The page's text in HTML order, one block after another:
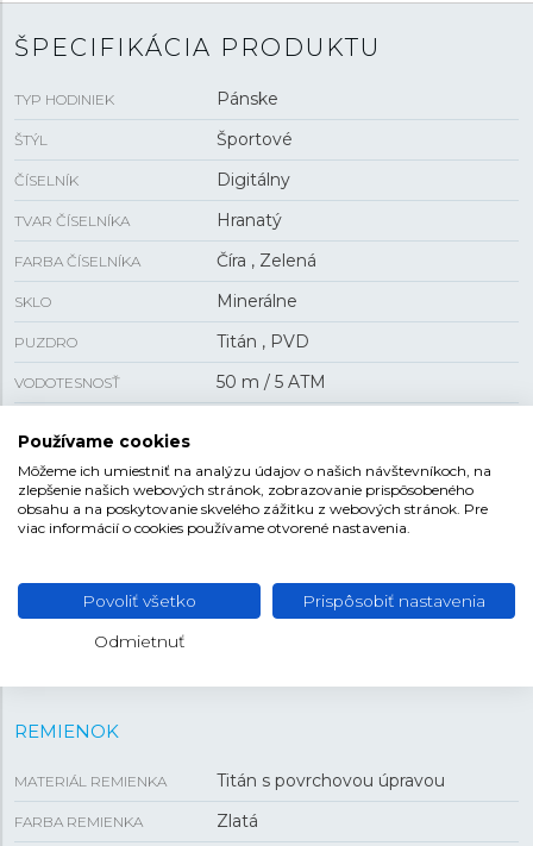
ŠPECIFIKÁCIA PRODUKTU
TYP HODINIEK Pánske
ŠTÝL Športové
ČÍSELNÍK Digitálny
TVAR ČÍSELNÍKA Hranatý
FARBA ČÍSELNÍKA Číra , Zelená
SKLO Minerálne
PUZDRO Titán , PVD
VODOTESNOSŤ 50 m / 5 ATM
FUNKCIA
budík , duálny čas , časovač , deň v
týždni , svetlo , stopky , dátum
HRÚBKA 9 mm
REMIENOK
MATERIÁL REMIENKA Titán s povrchovou úpravou
FARBA REMIENKA Zlatá
Používame cookies
Môžeme ich umiestniť na analýzu údajov o našich návštevníkoch, na
zlepšenie našich webových stránok, zobrazovanie prispôsobeného
obsahu a na poskytovanie skvelého zážitku z webových stránok. Pre
viac informácií o cookies používame otvorené nastavenia.
Povoliť všetko Prispôsobiť nastavenia
Odmietnuť